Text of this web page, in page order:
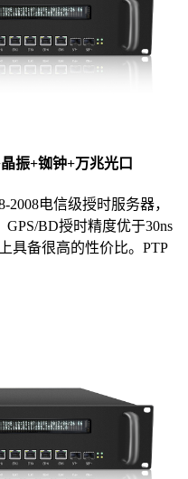
振+铷钟+万兆光口
2008电信级授时服务器，
BD授时精度优于30ns
具备很高的性价比。PTP